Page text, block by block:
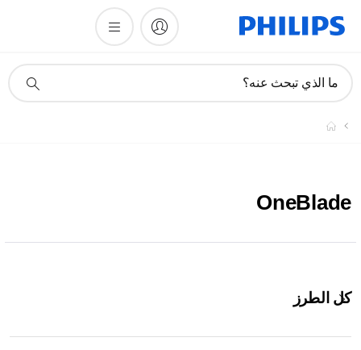
دعم
ما الذي تبحث عنه؟
OneBlade
كل الطرز